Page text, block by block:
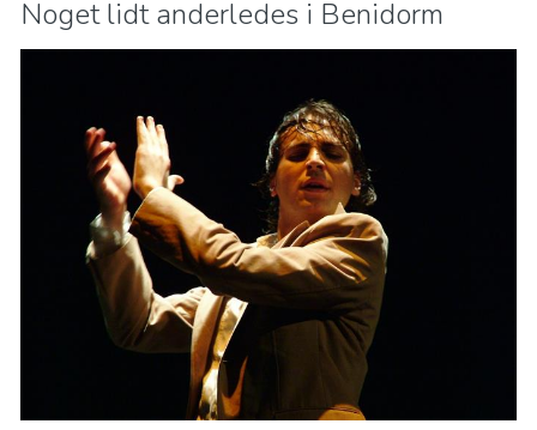
Noget lidt anderledes i Benidorm